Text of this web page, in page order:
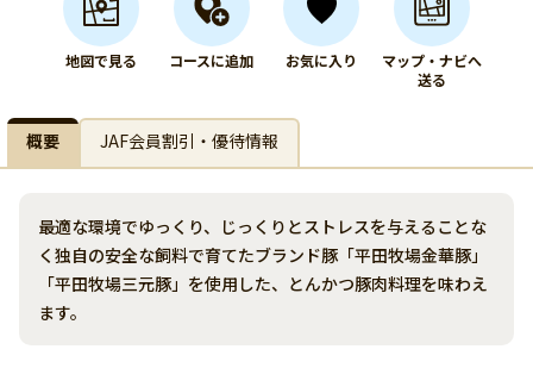
地図で見る コースに追加 お気に入り
マップ・ナビへ
送る
概要 JAF会員割引・優待情報
最適な環境でゆっくり、じっくりとストレスを与えることな
く独自の安全な飼料で育てたブランド豚「平田牧場金華豚」
「平田牧場三元豚」を使用した、とんかつ豚肉料理を味わえ
ます。